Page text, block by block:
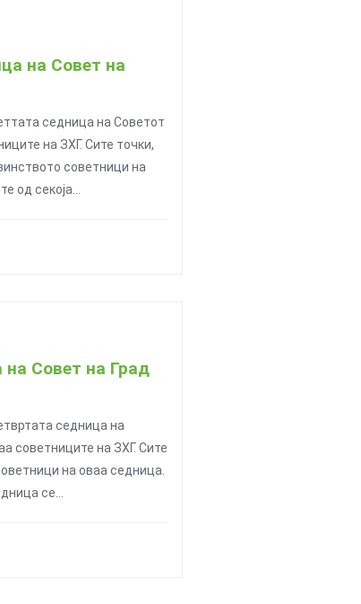
на Совет на
седница на Советот
на ЗХГ. Сите точки,
советници на
од секоја…
Совет на Град
седница на
советниците на ЗХГ. Сите
на оваа седница.
се…